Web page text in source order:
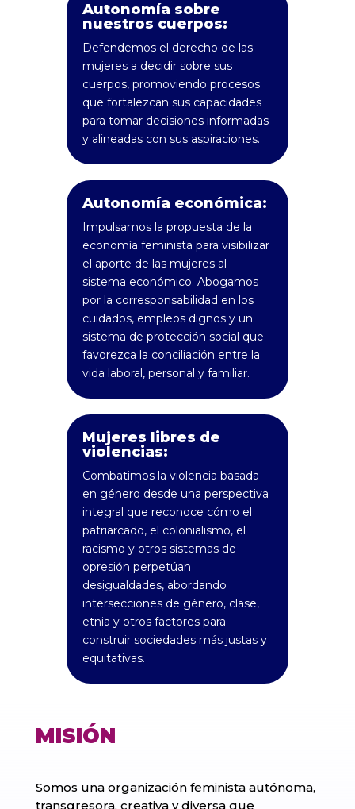
Autonomía sobre
nuestros cuerpos:
Defendemos el derecho de las
mujeres a decidir sobre sus
cuerpos, promoviendo procesos
que fortalezcan sus capacidades
para tomar decisiones informadas
y alineadas con sus aspiraciones.
Autonomía económica:
Impulsamos la propuesta de la
economía feminista para visibilizar
el aporte de las mujeres al
sistema económico. Abogamos
por la corresponsabilidad en los
cuidados, empleos dignos y un
sistema de protección social que
favorezca la conciliación entre la
vida laboral, personal y familiar.
Mujeres libres de
violencias:
Combatimos la violencia basada
en género desde una perspectiva
integral que reconoce cómo el
patriarcado, el colonialismo, el
racismo y otros sistemas de
opresión perpetúan
desigualdades, abordando
intersecciones de género, clase,
etnia y otros factores para
construir sociedades más justas y
equitativas.
MISIÓN
Somos una organización feminista autónoma,
transgresora, creativa y diversa que